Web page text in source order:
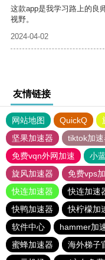
这款app是我学习路上的良
视野。
2024-04-02
友情链接
网站地图 QuickQ
坚果加速器
tiktok加速
免费vqn外网加速
小
旋风加速器
免费vps
快连加速器
快连加速
快鸭加速器
快柠檬加
软件中心
hammer加
蜜蜂加速器
海外梯子